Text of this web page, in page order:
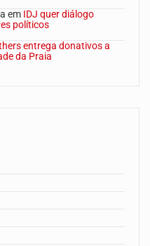
em IDJ quer diálogo
políticos
entrega donativos a
da Praia